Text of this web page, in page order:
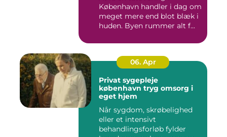
København handler i dag om
meget mere end blot blæk i
huden. Byen rummer alt f...
06. Apr
Privat sygepleje
københavn tryg omsorg i
eget hjem
Når sygdom, skrøbelighed
eller et intensivt
behandlingsforløb fylder